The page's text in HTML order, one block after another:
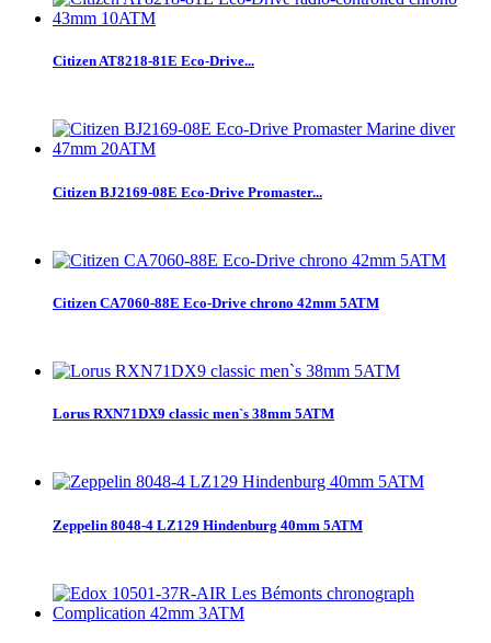
Citizen AT8218-81E Eco-Drive...
Citizen BJ2169-08E Eco-Drive Promaster...
Citizen CA7060-88E Eco-Drive chrono 42mm 5ATM
Lorus RXN71DX9 classic men`s 38mm 5ATM
Zeppelin 8048-4 LZ129 Hindenburg 40mm 5ATM